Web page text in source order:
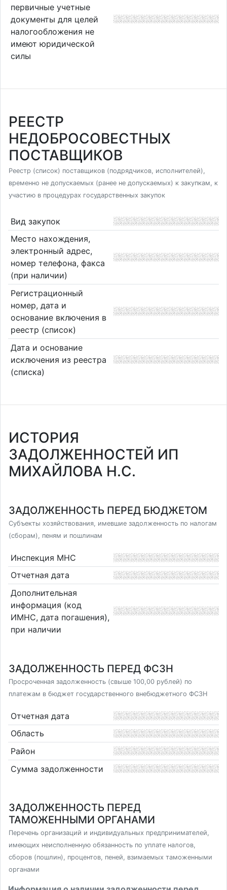
первичные учетные
документы для целей
налогообложения не
имеют юридической
силы
РЕЕСТР
НЕДОБРОСОВЕСТНЫХ
ПОСТАВЩИКОВ
Реестр (список) поставщиков (подрядчиков, исполнителей),
временно не допускаемых (ранее не допускаемых) к закупкам, к
участию в процедурах государственных закупок
Вид закупок
Место нахождения,
электронный адрес,
номер телефона, факса
(при наличии)
Регистрационный
номер, дата и
основание включения в
реестр (список)
Дата и основание
исключения из реестра
(списка)
ИСТОРИЯ
ЗАДОЛЖЕННОСТЕЙ ИП
МИХАЙЛОВА Н.С.
ЗАДОЛЖЕННОСТЬ ПЕРЕД БЮДЖЕТОМ
Субъекты хозяйствования, имевшие задолженность по налогам
(сборам), пеням и пошлинам
Инспекция МНС
Отчетная дата
Дополнительная
информация (код
ИМНС, дата погашения),
при наличии
ЗАДОЛЖЕННОСТЬ ПЕРЕД ФСЗН
Просроченная задолженность (свыше 100,00 рублей) по
платежам в бюджет государственного внебюджетного ФСЗН
Отчетная дата
Область
Район
Сумма задолженности
ЗАДОЛЖЕННОСТЬ ПЕРЕД
ТАМОЖЕННЫМИ ОРГАНАМИ
Перечень организаций и индивидуальных предпринимателей,
имеющих неисполненную обязанность по уплате налогов,
сборов (пошлин), процентов, пеней, взимаемых таможенными
органами